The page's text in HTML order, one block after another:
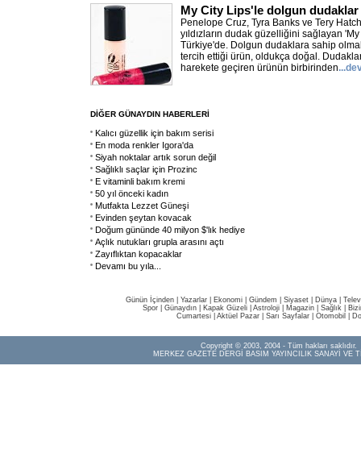
My City Lips'le dolgun dudaklar
Penelope Cruz, Tyra Banks ve Tery
yıldızların dudak güzelliğini sağlayan
Türkiye'de. Dolgun dudaklara sahip
tercih ettiği ürün, oldukça doğal.
harekete geçiren ürünün birbirinden
DİĞER GÜNAYDIN HABERLERİ
Kalıcı güzellik için bakım serisi
En moda renkler Igora'da
Siyah noktalar artık sorun değil
Sağlıklı saçlar için Prozinc
E vitaminli bakım kremi
50 yıl önceki kadın
Mutfakta Lezzet Güneşi
Evinden şeytan kovacak
Doğum gününde 40 milyon $'lık hediye
Açlık nutukları grupla arasını açtı
Zayıflıktan kopacaklar
Devamı bu yıla...
Günün İçinden Yazarlar Ekonomi Gündem Siyaset Dünya |
Spor
Günaydın Kapak Güzeli Astroloji Magazin Sağlık
Cumartesi| Aktüel Pazar| Sarı Sayfalar| Otomobil
Copyright © 2003, 2004 - Tüm hakları saklıdır.
MERKEZ GAZETE DERGİ BASIM YAYINCILIK SANAYİ VE